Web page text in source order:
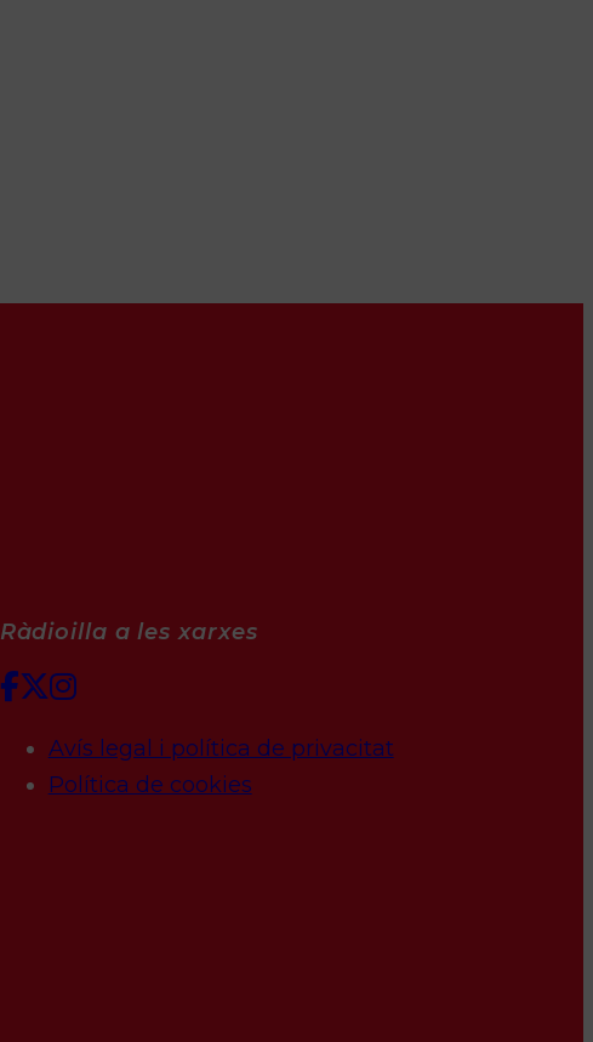
Ràdioilla a les xarxes
Avís legal i política de privacitat
Política de cookies